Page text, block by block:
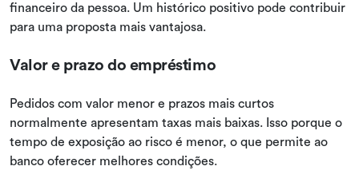
financeiro da pessoa. Um histórico positivo pode contribuir
para uma proposta mais vantajosa.
Valor e prazo do empréstimo
Pedidos com valor menor e prazos mais curtos
normalmente apresentam taxas mais baixas. Isso porque o
tempo de exposição ao risco é menor, o que permite ao
banco oferecer melhores condições.